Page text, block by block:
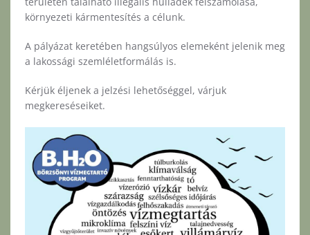
környezeti kármentesítés a célunk.
A pályázat keretében hangsúlyos elemeként jelenik meg
a lakossági szemléletformálás is.
Kérjük éljenek a jelzési lehetőséggel, várjuk
megkereséseiket.